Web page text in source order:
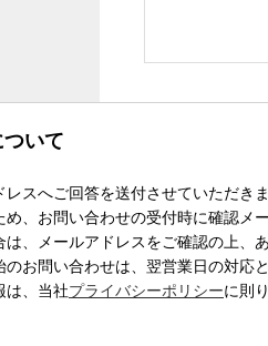
ついて
スへご回答を送付させていただきま
め、お問い合わせの受付時に確認メ
、メールアドレスをご確認の上、
お問い合わせは、翌営業日の対応
は、当社プライバシーポリシーに則